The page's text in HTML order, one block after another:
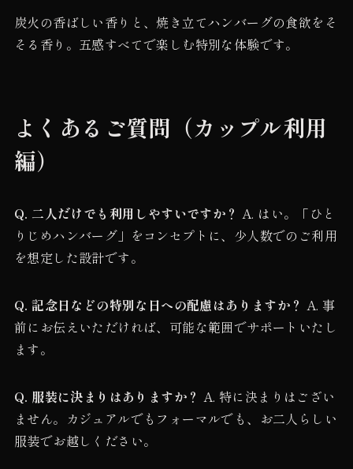
炭火の香ばしい香りと、焼き立てハンバーグの食欲をそ
そる香り。五感すべてで楽しむ特別な体験です。
よくあるご質問（カップル利用
編）
Q. 二人だけでも利用しやすいですか？ A. はい。「ひと
りじめハンバーグ」をコンセプトに、少人数でのご利用
を想定した設計です。
Q. 記念日などの特別な日への配慮はありますか？ A. 事
前にお伝えいただければ、可能な範囲でサポートいたし
ます。
Q. 服装に決まりはありますか？ A. 特に決まりはござい
ません。カジュアルでもフォーマルでも、お二人らしい
服装でお越しください。